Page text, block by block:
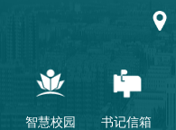
智慧校园 书记信箱